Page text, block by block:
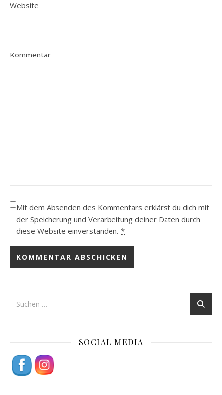
Website
Kommentar
Mit dem Absenden des Kommentars erklärst du dich mit
der Speicherung und Verarbeitung deiner Daten durch
diese Website einverstanden. *
SOCIAL MEDIA